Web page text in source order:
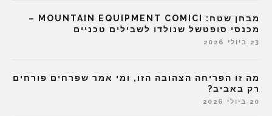
מבחן שטח: MOUNTAIN EQUIPMENT COMICI –
מכנסי סופטשל שנולדו לשבילים טכניים
23 ביולי 2026
מה זו הפריחה הצהובה הזו, ומי אמר שפרחים פורחים
רק באביב?
20 ביולי 2026